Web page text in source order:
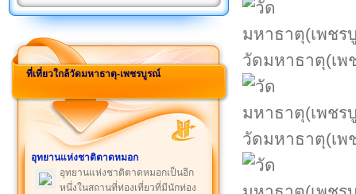
ที่เที่ยวใกล้วัดมหาธาตุ-เพชรบูรณ์
อุทยานแห่งชาติตาดหมอก
อุทยานแห่งชาติตาดหมอกเป็นอีก
หนึ่งในสถานที่ท่องเที่ยวที่มีนักท่อง
วัดมหาธาตุ(เพ
วัดมหาธาตุ(เพ